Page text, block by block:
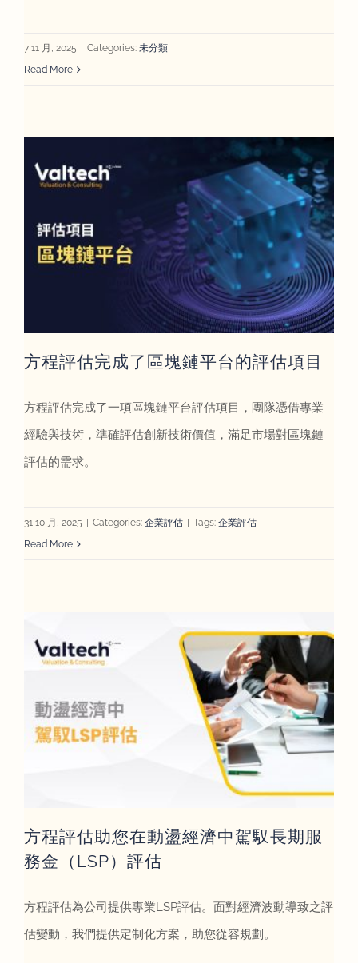
7 11 月, 2025 | Categories: 未分類
Read More
方程評估完成了區塊鏈平台的評估項目
方程評估完成了一項區塊鏈平台評估項目，團隊憑借專業
經驗與技術，準確評估創新技術價值，滿足市場對區塊鏈
評估的需求。
31 10 月, 2025 | Categories: 企業評估 | Tags: 企業評估
Read More
方程評估助您在動盪經濟中駕馭長期服
務金（LSP）評估
方程評估為公司提供專業LSP評估。面對經濟波動導致之評
估變動，我們提供定制化方案，助您從容規劃。